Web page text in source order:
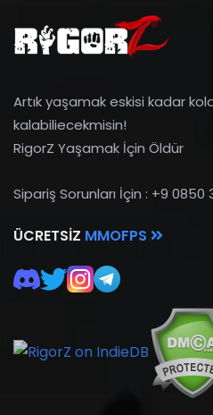
Artık yaşamak eskisi kadar
kalabiliecekmisin!
RigorZ Yaşamak İçin Öldür
Sipariş Sorunları İçin : +9 0850
ÜCRETSIZ MMOFPS